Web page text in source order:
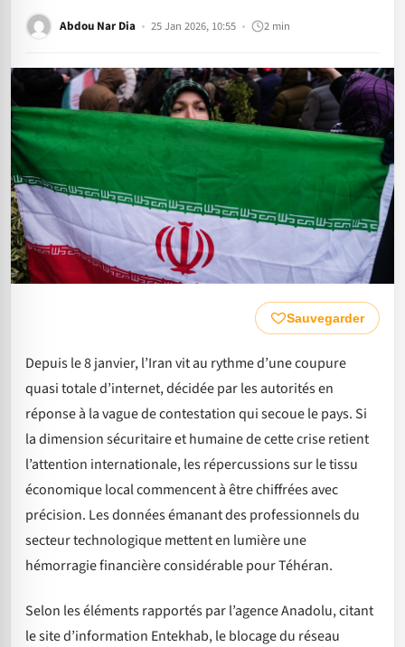
Abdou Nar Dia 25 Jan 2026, 10:55 2 min
Sauvegarder
Depuis le 8 janvier, l’Iran vit au rythme d’une coupure
quasi totale d’internet, décidée par les autorités en
réponse à la vague de contestation qui secoue le pays. Si
la dimension sécuritaire et humaine de cette crise retient
l’attention internationale, les répercussions sur le tissu
économique local commencent à être chiffrées avec
précision. Les données émanant des professionnels du
secteur technologique mettent en lumière une
hémorragie financière considérable pour Téhéran.
Selon les éléments rapportés par l’agence Anadolu, citant
le site d’information Entekhab, le blocage du réseau